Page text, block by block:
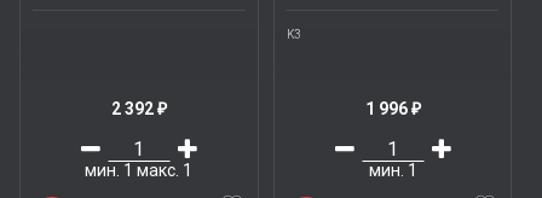
2 392 ₽
мин. 1макс. 1
K3
1 996 ₽
мин. 1